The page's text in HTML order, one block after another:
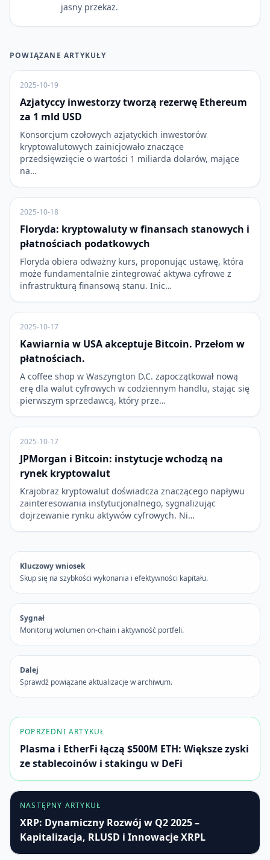
jasny przekaz.
POWIĄZANE ARTYKUŁY
2025-10-19
Azjatyccy inwestorzy tworzą rezerwę Ethereum
za 1 mld USD
Konsorcjum czołowych azjatyckich inwestorów
kryptowalutowych zainicjowało znaczące
przedsięwzięcie o wartości 1 miliarda dolarów, mające
na…
2025-10-18
Floryda: kryptowaluty w finansach stanowych i
płatnościach podatkowych
Floryda obiera odważny kurs, proponując ustawę, która
może fundamentalnie zintegrować aktywa cyfrowe z
infrastrukturą finansową stanu. Inic…
2025-10-17
Kawiarnia w USA akceptuje Bitcoin. Przełom w
płatnościach.
A coffee shop w Waszyngton D.C. zapoczątkował nową
erę dla walut cyfrowych w codziennym handlu, stając się
pierwszym sprzedawcą, który prze…
2025-10-17
JPMorgan i Bitcoin: instytucje wchodzą na
rynek kryptowalut
Krajobraz kryptowalut doświadcza znaczącego napływu
zainteresowania instytucjonalnego, sygnalizując
dojrzewanie rynku aktywów cyfrowych. Ni…
Kluczowy wniosek
Skup się na szybkości wykonania i efektywności kapitału.
Sygnał
Monitoruj wolumen on-chain i aktywność portfeli.
Dalej
Sprawdź powiązane aktualizacje w archiwum.
POPRZEDNI ARTYKUŁ
Plasma i EtherFi łączą $500M ETH: Większe zyski
ze stablecoinów i stakingu w DeFi
NASTĘPNY ARTYKUŁ
XRP: Dynamiczny Rozwój w Q2 2025 –
Kapitalizacja, RLUSD i Innowacje XRPL